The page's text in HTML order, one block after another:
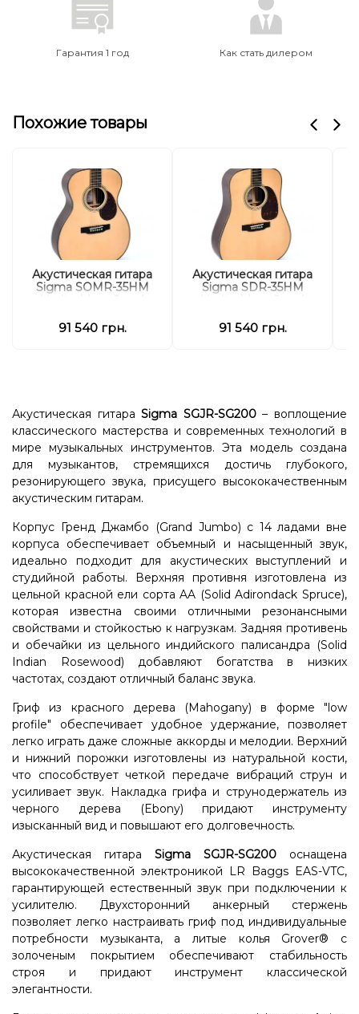
Гарантия 1 год Как стать дилером
Похожие товары
Акустическая гитара
Sigma SOMR-35HM
91 540 грн.
Акустическая гитара
Sigma SDR-35HM
91 540 грн.
Акустическая гитара Sigma SGJR-SG200– воплощение
классического мастерства и современных технологий в
мире музыкальных инструментов. Эта модель создана
для музыкантов, стремящихся достичь глубокого,
резонирующего звука, присущего высококачественным
акустическим гитарам.
Корпус Гренд Джамбо (Grand Jumbo) с 14 ладами вне
корпуса обеспечивает объемный и насыщенный звук,
идеально подходит для акустических выступлений и
студийной работы. Верхняя противня изготовлена ​​из
цельной красной ели сорта AA (Solid Adirondack Spruce),
которая известна своими отличными резонансными
свойствами и стойкостью к нагрузкам. Задняя противень
и обечайки из цельного индийского палисандра (Solid
Indian Rosewood) добавляют богатства в низких
частотах, создают отличный баланс звука.
Гриф из красного дерева (Mahogany) в форме "low
profile" обеспечивает удобное удержание, позволяет
легко играть даже сложные аккорды и мелодии. Верхний
и нижний порожки изготовлены из натуральной кости,
что способствует четкой передаче вибраций струн и
усиливает звук. Накладка грифа и струнодержатель из
черного дерева (Ebony) придают инструменту
изысканный вид и повышают его долговечность.
Акустическая гитара Sigma SGJR-SG200 оснащена
высококачественной электроникой LR Baggs EAS-VTC,
гарантирующей естественный звук при подключении к
усилителю. Двухсторонний анкерный стержень
позволяет легко настраивать гриф под индивидуальные
потребности музыканта, а литые колья Grover® с
золоченым покрытием обеспечивают стабильность
строя и придают инструмент классической
элегантности.